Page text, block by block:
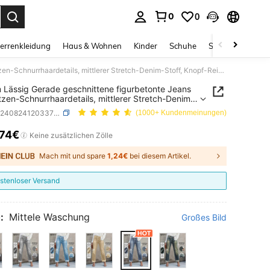
0 0
Haus & Wohnen Kinder Schuhe Schmuck &
Damen Lässig Gerade geschnittene figurbetonte Jeans mit Katzen-Schnurrhaardetails, mittlerer Stretch-Denim-Stoff, Knopf-Reißverschluss-Design, lange Länge Herbst
Lässig Gerade geschnittene figurbetonte Jeans
Schnurrhaardetails, mittlerer Stretch-Denim-
Reißverschluss-Design, lange Länge Herbst
SKU: sz2408241203372066 (1000+ Kundenmeinungen)
AND AVAILABILITY
Keine zusätzlichen Zölle
Mach mit und spare 1,24€ bei diesem Artikel.
Versand
Mittele Waschung Großes Bild